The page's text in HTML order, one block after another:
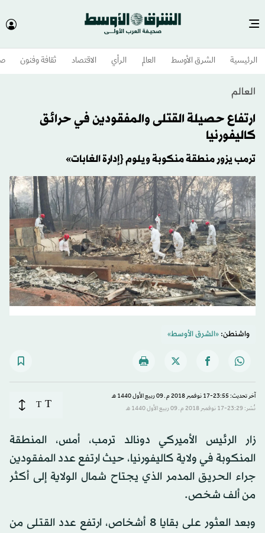
الرئيسية الشرق الأوسط​ العالم الرأي الاقتصاد ثقافة وفنون
العالم
ارتفاع حصيلة القتلى والمفقودين في حرائق
كاليفورنيا
ترمب يزور منطقة منكوبة ويلوم {إدارة الغابات»
واشنطن:«الشرق الأوسط»
آخر تحديث: 23:55-17 نوفمبر 2018 م ـ 09 ربيع الأول 1440 هـ
نُشر: 23:29-17 نوفمبر 2018 م ـ 09 ربيع الأول 1440 هـ
T
T
زار الرئيس الأميركي دونالد ترمب، أمس، المنطقة
المنكوبة في ولاية كاليفورنيا، حيث ارتفع عدد المفقودين
جراء الحريق المدمر الذي يجتاح شمال الولاية إلى أكثر
من ألف شخص.
وبعد العثور على بقايا 8 أشخاص، ارتفع عدد القتلى من